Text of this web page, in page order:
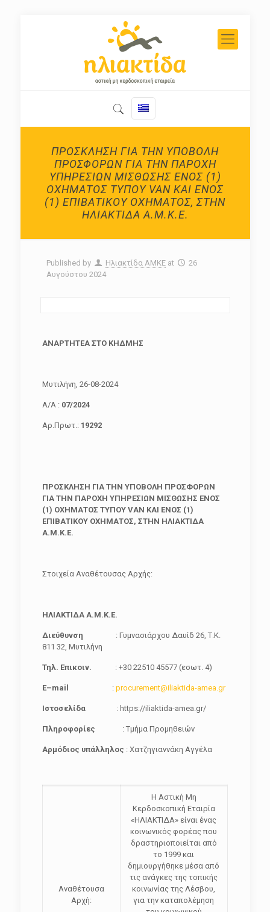
ΠΡΟΣΚΛΗΣΗ ΓΙΑ ΤΗΝ ΥΠΟΒΟΛΗ
ΠΡΟΣΦΟΡΩΝ ΓΙΑ ΤΗΝ ΠΑΡΟΧΗ
ΥΠΗΡΕΣΙΩΝ ΜΙΣΘΩΣΗΣ ΕΝΟΣ (1)
ΟΧΗΜΑΤΟΣ ΤΥΠΟΥ VAN ΚΑΙ ΕΝΟΣ
(1) ΕΠΙΒΑΤΙΚΟΥ ΟΧΗΜΑΤΟΣ, ΣΤΗΝ
ΗΛΙΑΚΤΙΔΑ Α.Μ.Κ.Ε.
Published by Ηλιακτίδα ΑΜΚΕ at
26
Αυγούστου 2024
ΑΝΑΡΤΗΤΕΑ ΣΤΟ ΚΗΔΜΗΣ
Μυτιλήνη, 26-08-2024
Α/Α : 07/2024
Αρ.Πρωτ.:19292
ΠΡΟΣΚΛΗΣΗ ΓΙΑ ΤΗΝ ΥΠΟΒΟΛΗ ΠΡΟΣΦΟΡΩΝ
ΓΙΑ ΤΗΝ ΠΑΡΟΧΗ ΥΠΗΡΕΣΙΩΝ ΜΙΣΘΩΣΗΣ ΕΝΟΣ
(1) ΟΧΗΜΑΤΟΣ ΤΥΠΟΥ VAN ΚΑΙ ΕΝΟΣ (1)
ΕΠΙΒΑΤΙΚΟΥ ΟΧΗΜΑΤΟΣ, ΣΤΗΝ ΗΛΙΑΚΤΙΔΑ
Α.Μ.Κ.Ε.
Στοιχεία Αναθέτουσας Αρχής:
ΗΛΙΑΚΤΙΔΑ Α.Μ.Κ.Ε.
Διεύθυνση : Γυμνασιάρχου Δαυίδ 26, Τ.Κ.
811 32, Μυτιλήνη
Τηλ. Επικοιν. : +30 22510 45577 (εσωτ. 4)
E–mail : procurement@iliaktida-amea.gr
Ιστοσελίδα: https://iliaktida-amea.gr/
Πληροφορίες : Τμήμα Προμηθειών
Αρμόδιος υπάλληλος : Χατζηγιαννάκη Αγγέλα
Αναθέτουσα
Αρχή:
Η Αστική Μη
Κερδοσκοπική Εταιρία
«ΗΛΙΑΚΤΙΔΑ» είναι ένας
κοινωνικός φορέας που
δραστηριοποιείται από
το 1999 και
δημιουργήθηκε μέσα από
τις ανάγκες της τοπικής
κοινωνίας της Λέσβου,
για την καταπολέμηση